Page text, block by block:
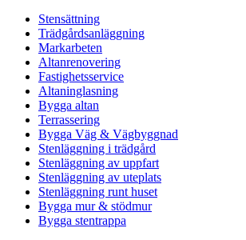
Stensättning
Trädgårdsanläggning
Markarbeten
Altanrenovering
Fastighetsservice
Altaninglasning
Bygga altan
Terrassering
Bygga Väg & Vägbyggnad
Stenläggning i trädgård
Stenläggning av uppfart
Stenläggning av uteplats
Stenläggning runt huset
Bygga mur & stödmur
Bygga stentrappa